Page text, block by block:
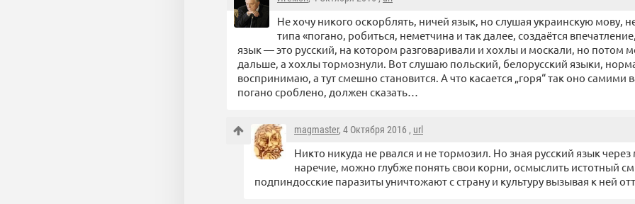
Не хочу никого оскорблять, ничей язык, но слушая украинскую мову,
типа «погано, робиться, неметчина и так далее, создаётся
язык — это русский, на котором разговаривали и хохлы и москали, но потом
дальше, а хохлы тормознули. Вот слушаю польский, белорусский языки,
воспринимаю, а тут смешно становится. А что касается „горя“ так оно
погано сроблено, должен сказать…
magmaster, 4 Октября 2016 , url
Никто никуда не рвался и не тормозил. Но зная русский язык
наречие, можно глубже понять свои корни, осмыслить истотный
подпиндосские паразиты уничтожают с страну и культуру вызывая к ней